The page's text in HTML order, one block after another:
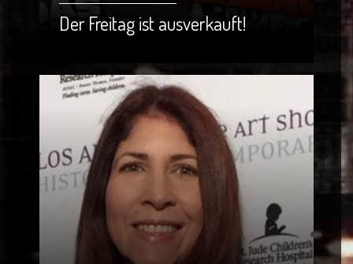
Der Freitag ist ausverkauft!